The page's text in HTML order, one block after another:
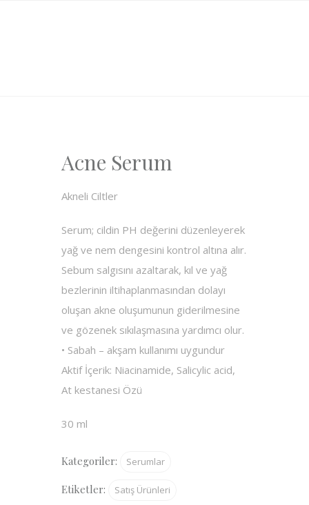
Acne Serum
Akneli Ciltler
Serum; cildin PH değerini düzenleyerek
yağ ve nem dengesini kontrol altına alır.
Sebum salgısını azaltarak, kıl ve yağ
bezlerinin iltihaplanmasından dolayı
oluşan akne oluşumunun giderilmesine
ve gözenek sıkılaşmasına yardımcı olur.
• Sabah – akşam kullanımı uygundur
Aktif İçerik: Niacinamide, Salicylic acid,
At kestanesi Özü
30 ml
Kategoriler: Serumlar
Etiketler: Satış Ürünleri